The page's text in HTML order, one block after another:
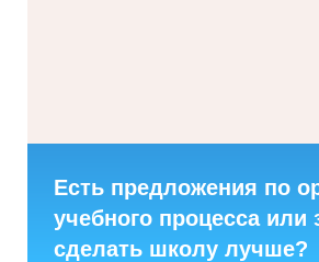
Есть предложения по
учебного процесса или
сделать школу лучше?